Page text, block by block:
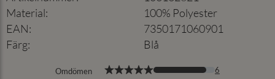
Material:
100% Polyester
EAN:
7350171060901
Färg: Blå